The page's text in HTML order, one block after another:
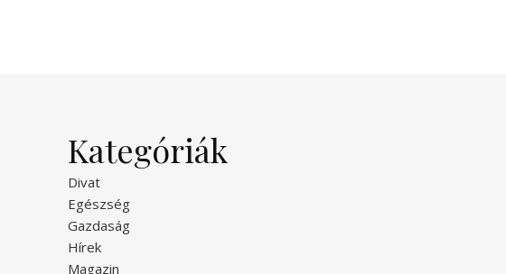
Kategóriák
Divat
Egészség
Gazdaság
Hírek
Magazin